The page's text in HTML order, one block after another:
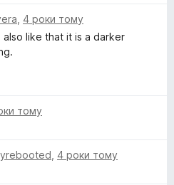
4 роки тому
like that it is a darker
тому
4 роки тому